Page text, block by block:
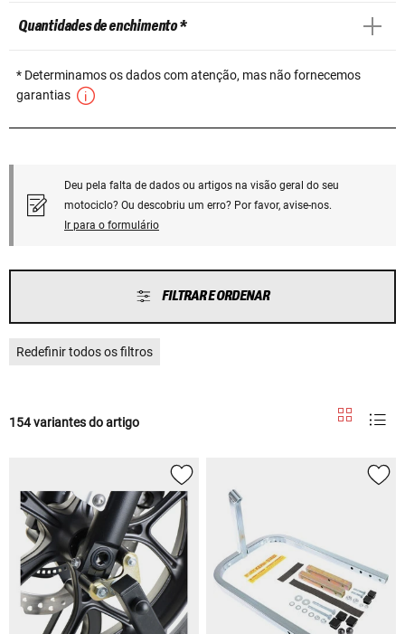
Quantidades de enchimento *
* Determinamos os dados com atenção, mas não fornecemos
garantias
Deu pela falta de dados ou artigos na visão geral do seu
motociclo? Ou descobriu um erro? Por favor, avise-nos.
Ir para o formulário
FILTRAR E ORDENAR
Redefinir todos os filtros
154 variantes do artigo